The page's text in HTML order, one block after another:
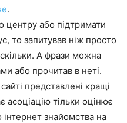
.
центру або підтримати
то запитував ніж просто
А фрази можна
або прочитав в неті.
представлені кращі
асоціацію тільки оцінює
знайомства на